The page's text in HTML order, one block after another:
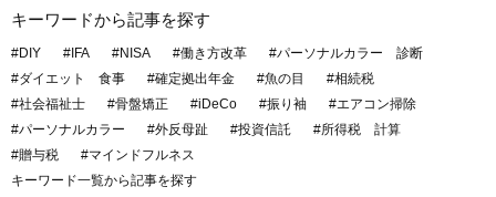
キーワードから記事を探す
#DIY #IFA #NISA #働き方改革
#パーソナルカラー 診断
#ダイエット 食事
#確定拠出年金 #魚の目
#相続税
#社会福祉士
#骨盤矯正 #iDeCo #振り袖
#エアコン掃除
#パーソナルカラー
#外反母趾 #投資信託
#所得税 計算
#贈与税
#マインドフルネス
キーワード一覧から記事を探す